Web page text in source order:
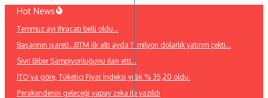
İçeriğe
Hot News
Temmuz ayı ihracatı belli oldu…
Başarının işareti…BTM ilk altı ayda 11 milyon dolarlık yatırım çekti…
Sivri Biber Şampiyonluğunu ilan etti…
İTO’ya göre, Tüketici Fiyat İndeksi yıllık % 35,20 oldu.
Perakendenin geleceği yapay zeka ile yazıldı